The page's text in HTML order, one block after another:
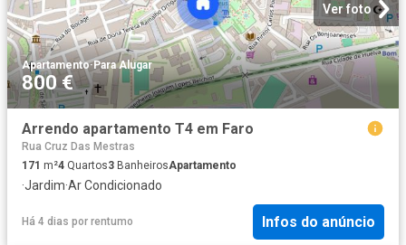
Ver foto
Apartamento·Para Alugar
800 €
Arrendo apartamento T4 em Faro
Rua Cruz Das Mestras
171 m²4 Quartos3 BanheirosApartamento
·Jardim·Ar Condicionado
Há 4 dias por rentumo Infos do anúncio